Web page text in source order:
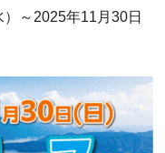
～2025年11月30日